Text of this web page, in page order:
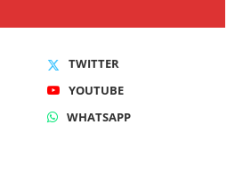
TWITTER
YOUTUBE
WHATSAPP